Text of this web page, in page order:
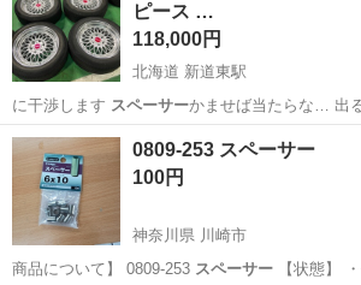
ピース …
118,000円
北海道 新道東駅
に干渉します スペーサーかませば当たらな… 出
サー無しで履いてまし…
北海道 札幌市 タイヤ、ホイ
0809-253 スペーサー
100円
神奈川県 川崎市
商品について】 0809-253 スペーサー 【状態】